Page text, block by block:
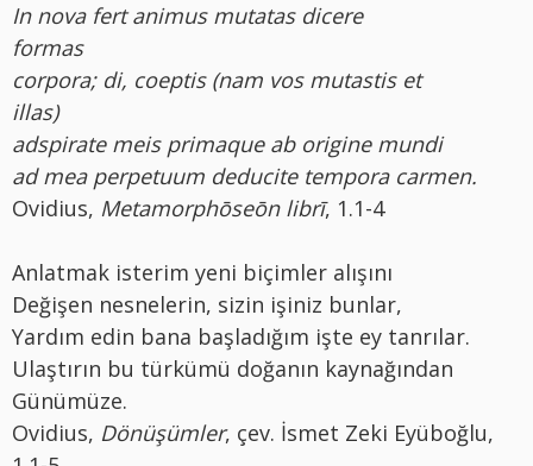
In nova fert animus mutatas dicere
formas
corpora; di, coeptis (nam vos mutastis et
illas)
adspirate meis primaque ab origine mundi
ad mea perpetuum deducite tempora carmen.
Ovidius, Metamorphōseōn librī, 1.1-4
Anlatmak isterim yeni biçimler alışını
Değişen nesnelerin, sizin işiniz bunlar,
Yardım edin bana başladığım işte ey tanrılar.
Ulaştırın bu türkümü doğanın kaynağından
Günümüze.
Ovidius, Dönüşümler, çev. İsmet Zeki Eyüboğlu,